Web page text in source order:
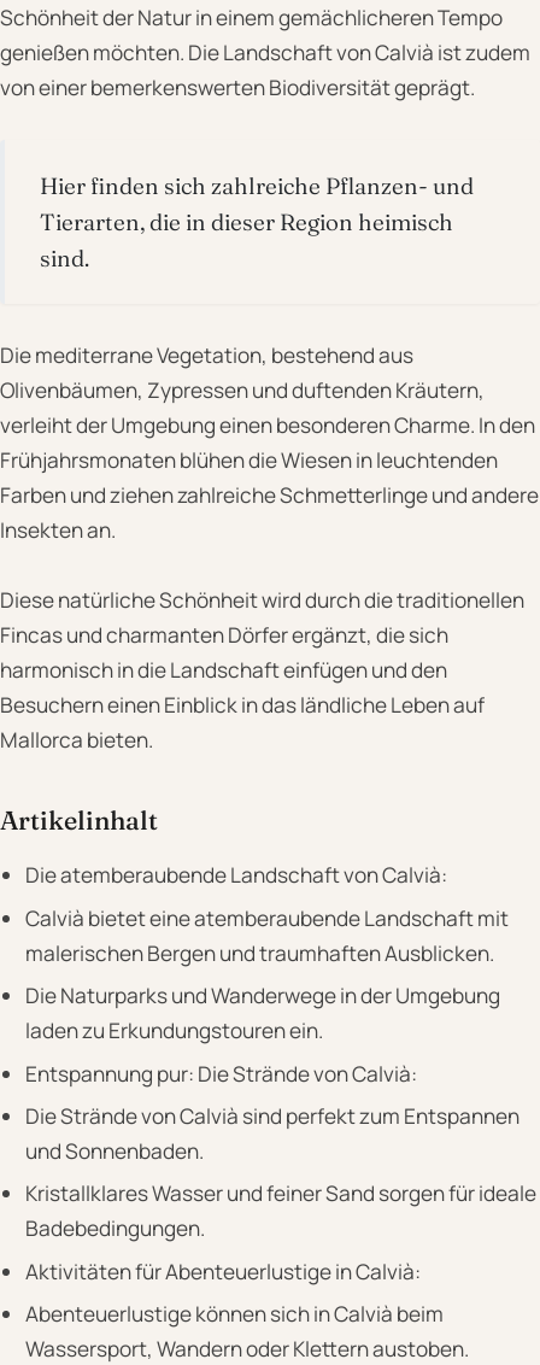
Schönheit der Natur in einem gemächlicheren Tempo
genießen möchten. Die Landschaft von Calvià ist zudem
von einer bemerkenswerten Biodiversität geprägt.
Hier finden sich zahlreiche Pflanzen- und
Tierarten, die in dieser Region heimisch
sind.
Die mediterrane Vegetation, bestehend aus
Olivenbäumen, Zypressen und duftenden Kräutern,
verleiht der Umgebung einen besonderen Charme. In den
Frühjahrsmonaten blühen die Wiesen in leuchtenden
Farben und ziehen zahlreiche Schmetterlinge und andere
Insekten an.
Diese natürliche Schönheit wird durch die traditionellen
Fincas und charmanten Dörfer ergänzt, die sich
harmonisch in die Landschaft einfügen und den
Besuchern einen Einblick in das ländliche Leben auf
Mallorca bieten.
Artikelinhalt
Die atemberaubende Landschaft von Calvià:
Calvià bietet eine atemberaubende Landschaft mit
malerischen Bergen und traumhaften Ausblicken.
Die Naturparks und Wanderwege in der Umgebung
laden zu Erkundungstouren ein.
Entspannung pur: Die Strände von Calvià:
Die Strände von Calvià sind perfekt zum Entspannen
und Sonnenbaden.
Kristallklares Wasser und feiner Sand sorgen für ideale
Badebedingungen.
Aktivitäten für Abenteuerlustige in Calvià:
Abenteuerlustige können sich in Calvià beim
Wassersport, Wandern oder Klettern austoben.